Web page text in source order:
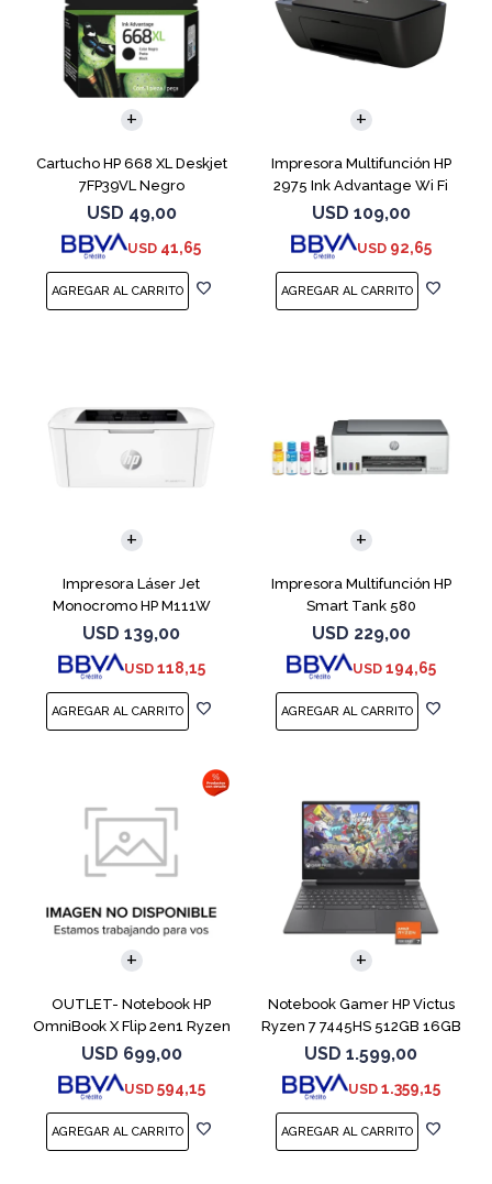
Cartucho HP 668 XL Deskjet
7FP39VL Negro
USD 49,00
USD 41,65
Impresora Multifunción HP
2975 Ink Advantage Wi Fi
USD 109,00
USD 92,65
Impresora Láser Jet
Monocromo HP M111W
USD 139,00
USD 118,15
Impresora Multifunción HP
Smart Tank 580
USD 229,00
USD 194,65
OUTLET- Notebook HP
OmniBook X Flip 2en1 Ryzen
5 512GB 8GB
USD 699,00
USD 594,15
COMPARAR
Notebook Gamer HP Victus
Ryzen 7 7445HS 512GB 16GB
RTX 4050
USD 1.599,00
USD 1.359,15
COMPARAR